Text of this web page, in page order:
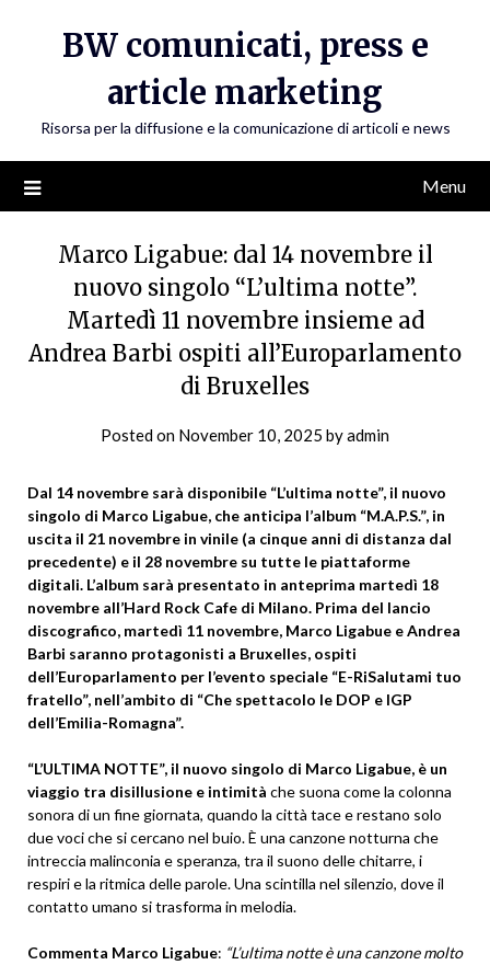
BW comunicati, press e
article marketing
Risorsa per la diffusione e la comunicazione di articoli e news
Menu
Marco Ligabue: dal 14 novembre il
nuovo singolo “L’ultima notte”.
Martedì 11 novembre insieme ad
Andrea Barbi ospiti all’Europarlamento
di Bruxelles
Posted on November 10, 2025 byadmin
Dal 14 novembre sarà disponibile “L’ultima notte”, il nuovo
singolo di Marco Ligabue, che anticipa l’album “M.A.P.S.”, in
uscita il 21 novembre in vinile (a cinque anni di distanza dal
precedente) e il 28 novembre su tutte le piattaforme
digitali. L’album sarà presentato in anteprima martedì 18
novembre all’Hard Rock Cafe di Milano. Prima del lancio
discografico, martedì 11 novembre, Marco Ligabue e Andrea
Barbi saranno protagonisti a Bruxelles, ospiti
dell’Europarlamento per l’evento speciale “E-RiSalutami tuo
fratello”, nell’ambito di “Che spettacolo le DOP e IGP
dell’Emilia-Romagna”.
“L’ULTIMA NOTTE”, il nuovo singolo di Marco Ligabue, è un
viaggio tra disillusione e intimità che suona come la colonna
sonora di un fine giornata, quando la città tace e restano solo
due voci che si cercano nel buio. È una canzone notturna che
intreccia malinconia e speranza, tra il suono delle chitarre, i
respiri e la ritmica delle parole. Una scintilla nel silenzio, dove il
contatto umano si trasforma in melodia.
Commenta Marco Ligabue: “L’ultima notte è una canzone molto